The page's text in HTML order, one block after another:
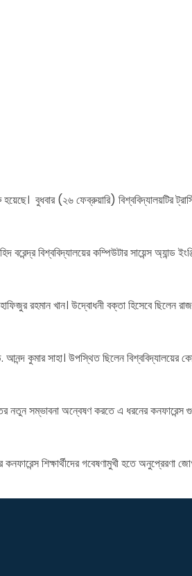
বুধবার (২৬ ফেব্রুয়ারি) বিশ্ববিদ্যালয়টির
বিশ্ববিদ্যালয়ের কম্পিউটার সায়েন্স অ্যান্ড
রহমান খান। উদ্বোধনী বক্তা হিসেবে ছিলেন
আনন্দ কুমার সাহা। উপস্থিত ছিলেন
সম্ভাবনা অন্বেষণ করতে এ ধরনের কনফারেন্স
শিক্ষার্থীদের গবেষণামুখী হতে অনুপ্রেরণা